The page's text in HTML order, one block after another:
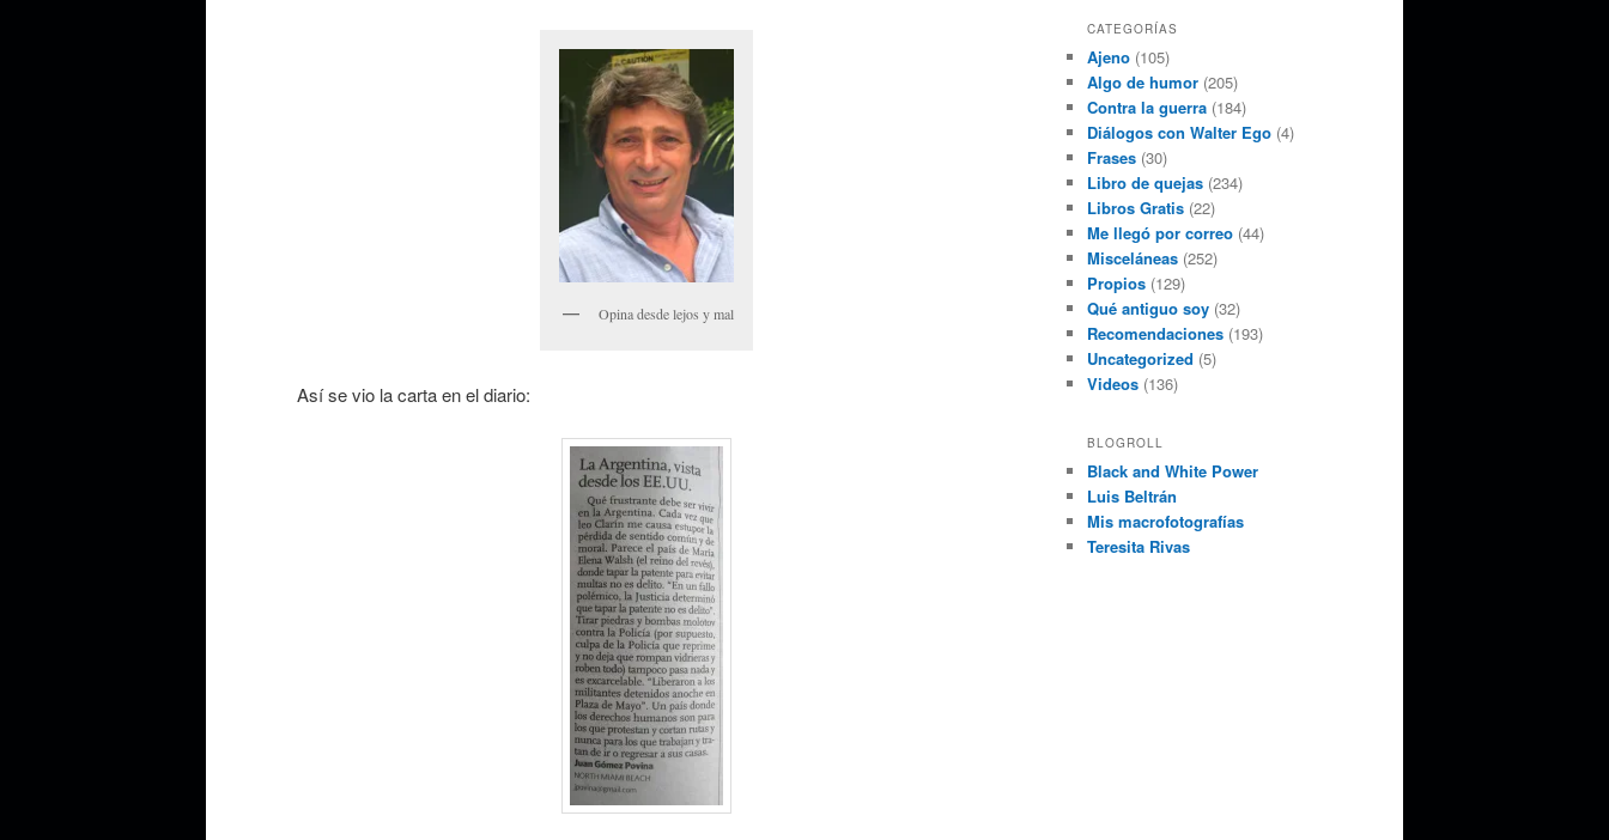
Opina desde lejos y mal
Así se vio la carta en el diario:
CATEGORÍAS
Ajeno (105)
Algo de humor (205)
Contra la guerra (184)
Diálogos con Walter Ego (4)
Frases (30)
Libro de quejas (234)
Libros Gratis (22)
Me llegó por correo (44)
Misceláneas (252)
Propios (129)
Qué antiguo soy (32)
Recomendaciones (193)
Uncategorized (5)
Videos (136)
BLOGROLL
Black and White Power
Luis Beltrán
Mis macrofotografías
Teresita Rivas